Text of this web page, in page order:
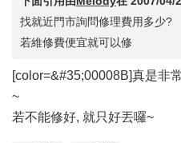
找就近門市詢問修理費用多少?
若維修費便宜就可以修
[color=&#35;00008B]真是非
~
若不能修好, 就只好丟囉~